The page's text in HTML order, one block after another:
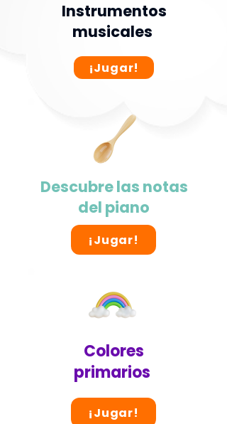
Instrumentos
musicales
¡Jugar!
Descubre las notas
del piano
¡Jugar!
Colores
primarios
¡Jugar!